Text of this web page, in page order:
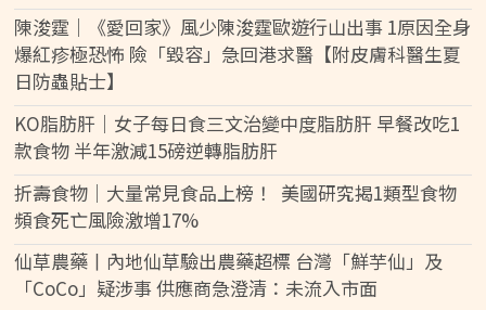
陳浚霆｜《愛回家》風少陳浚霆歐遊行山出事 1原因全身
爆紅疹極恐怖 險「毀容」急回港求醫【附皮膚科醫生夏
日防蟲貼士】
KO脂肪肝｜女子每日食三文治變中度脂肪肝 早餐改吃1
款食物 半年激減15磅逆轉脂肪肝
折壽食物｜大量常見食品上榜！ 美國研究揭1類型食物
頻食死亡風險激增17%
仙草農藥丨內地仙草驗出農藥超標 台灣「鮮芋仙」及
「CoCo」疑涉事 供應商急澄清：未流入市面